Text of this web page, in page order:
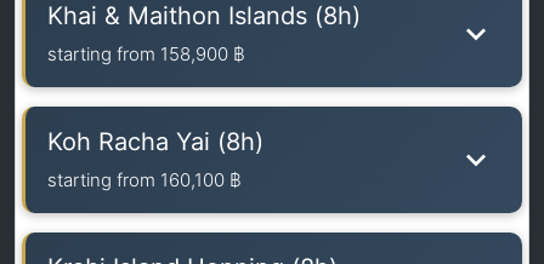
Khai & Maithon Islands (8h)
starting from 158,900 ฿
Koh Racha Yai (8h)
starting from 160,100 ฿